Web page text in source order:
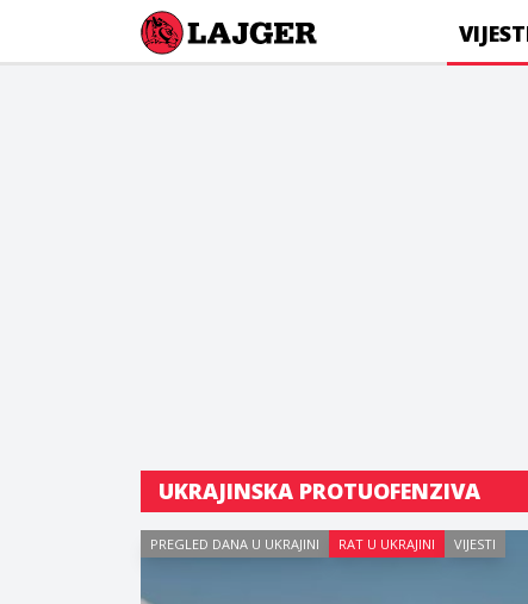
Lajger
UKRAJINSKA PROTUOFENZIVA
PREGLED DANA U UKRAJINI RAT U UKRAJINI VIJESTI